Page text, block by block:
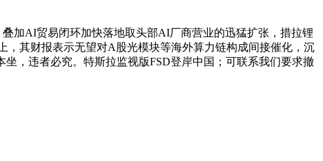
加AI贸易闭环加快落地取头部AI厂商营业的迅猛扩张，措拉锂
其财报表示无望对A股光模块等海外算力链构成间接催化，沉
，违者必究。特斯拉监视版FSD登岸中国；可联系我们要求撤